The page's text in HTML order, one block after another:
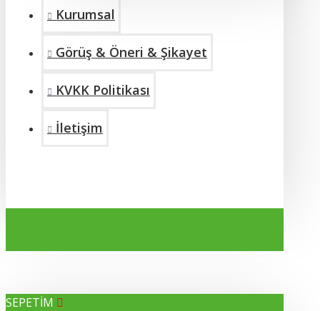
Kurumsal
Görüş & Öneri & Şikayet
KVKK Politikası
İletişim
SEPETİM